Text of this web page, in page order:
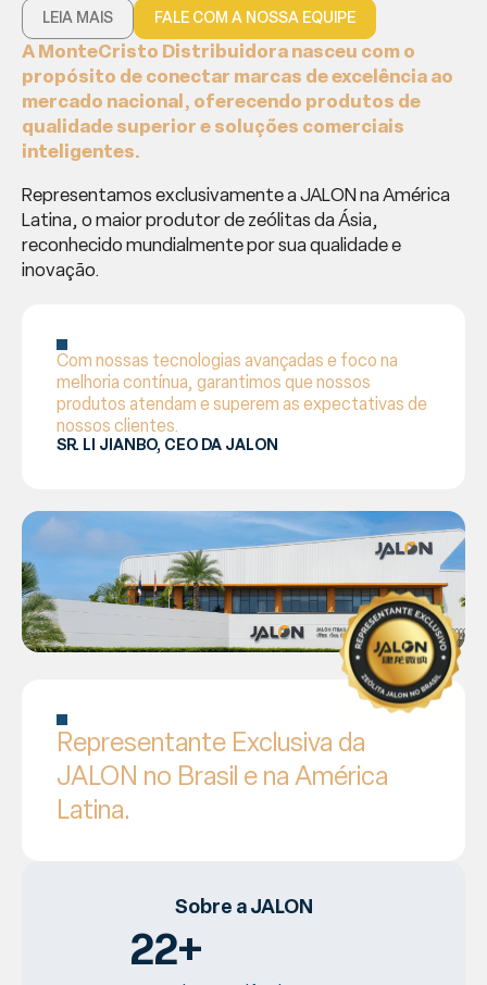
LEIA MAIS FALE COM A NOSSA EQUIPE
A MonteCristo Distribuidora nasceu com o
propósito de conectar marcas de excelência ao
mercado nacional, oferecendo produtos de
qualidade superior e soluções comerciais
inteligentes.
Representamos exclusivamente a JALON na América
Latina, o maior produtor de zeólitas da Ásia,
reconhecido mundialmente por sua qualidade e
inovação.
Com nossas tecnologias avançadas e foco na
melhoria contínua, garantimos que nossos
produtos atendam e superem as expectativas de
nossos clientes.
SR. LI JIANBO, CEO DA JALON
Representante Exclusiva da
JALON no Brasil e na América
Latina.
Sobre a JALON
22+